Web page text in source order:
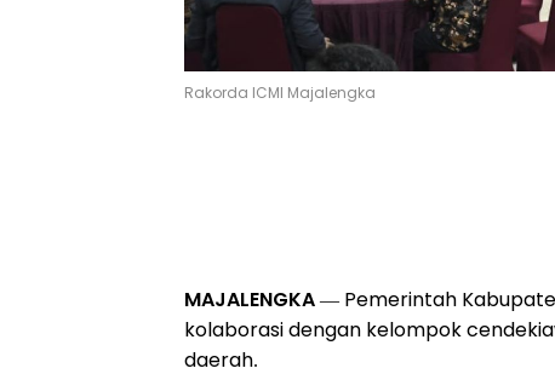
Rakorda ICMI Majalengka
MAJALENGKA— Pemerintah
kolaborasi dengan kelompok
daerah.